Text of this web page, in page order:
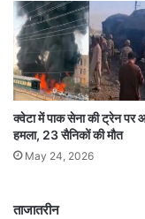
क्वेटा में पाक सेना की ट्रेन पर
हमला, 23 सैनिकों की मौत
May 24, 2026
ताजातरीन